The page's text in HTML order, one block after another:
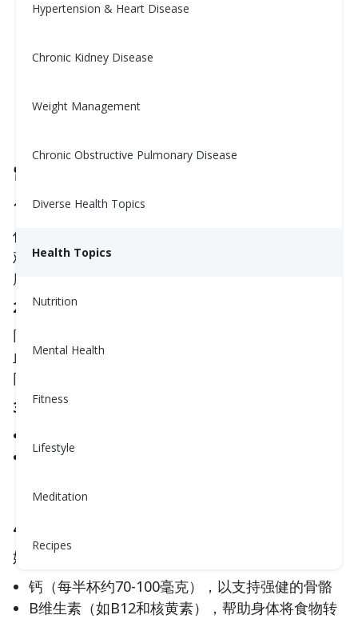
Hypertension & Heart Disease
Chronic Kidney Disease
Weight Management
Chronic Obstructive Pulmonary Disease
Diverse Health Topics
Health Topics
Nutrition
Mental Health
Fitness
Lifestyle
Meditation
Recipes
早餐吃乡村奶酪？它的优点（以及
一个意想不到的缺点）
🍽️
1. 富含蛋白质（让你更久感到饱腹）
仅半杯低脂奶酪含有约13克蛋白质——几乎和两个
鸡蛋一样多。蛋白质帮助你感到饱腹，支持肌肉健
康，并保持早晨的能量稳定。
2. 碳水化合物含量低（对血糖友好）
同样的半杯仅含有4-5克碳水化合物，如果你在关注
血糖，这是一个很好的选择。与含糖谷物或吐司不
同，它不会导致你的血糖水平飙升。
3. 健康脂肪均衡（取决于你选择的类型）
全脂奶酪大约含有5克脂肪，包括一些饱和脂肪
份量，并选择最适合你的健康目标的类型。
4. 营养丰富
奶酪也是一种良好的营养来源：
钙（每半杯约70-100毫克），以支持强健的骨骼
B维生素（如B12和核黄素），帮助身体将食物转